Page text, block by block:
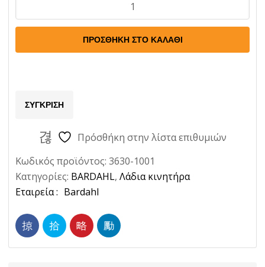
Bardahl
5W30
ΠΡΟΣΘΉΚΗ ΣΤΟ ΚΑΛΆΘΙ
ΣΎΓΚΡΙΣΗ
Πρόσθήκη στην λίστα επιθυμιών
Κωδικός προϊόντος: 3630-1001
Κατηγορίες: BARDAHL, Λάδια κινητήρα
Ετικέτα:
Bardahl